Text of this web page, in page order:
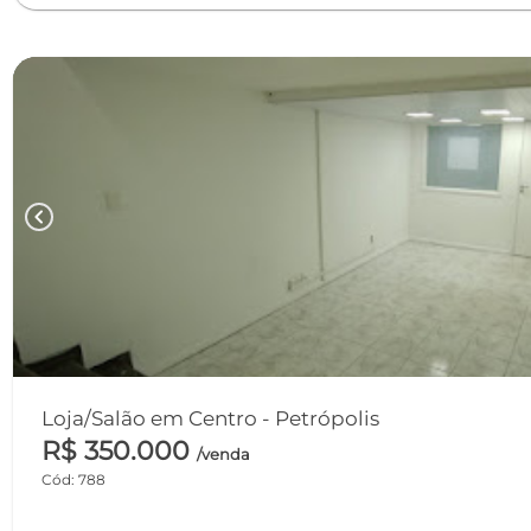
chevron_left
Loja/Salão em Centro - Petrópolis
R$ 350.000 /venda
Cód: 788